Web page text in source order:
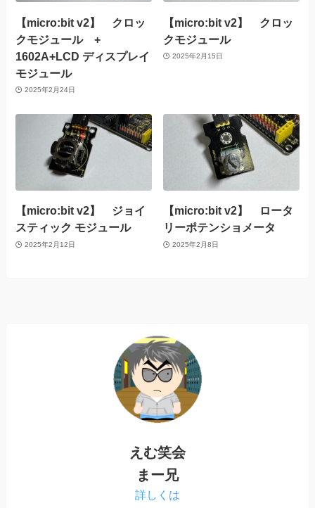
【micro:bit v2】 クロッ
クモジュール +
1602A+LCD ディスプレイ
モジュール
2025年2月24日
【micro:bit v2】 クロッ
クモジュール
2025年2月15日
【micro:bit v2】 ジョイ
スティック モジュール
2025年2月12日
【micro:bit v2】 ロータ
リーポテンショメータ
2025年2月8日
えむ笑会
まー兄
詳しくは